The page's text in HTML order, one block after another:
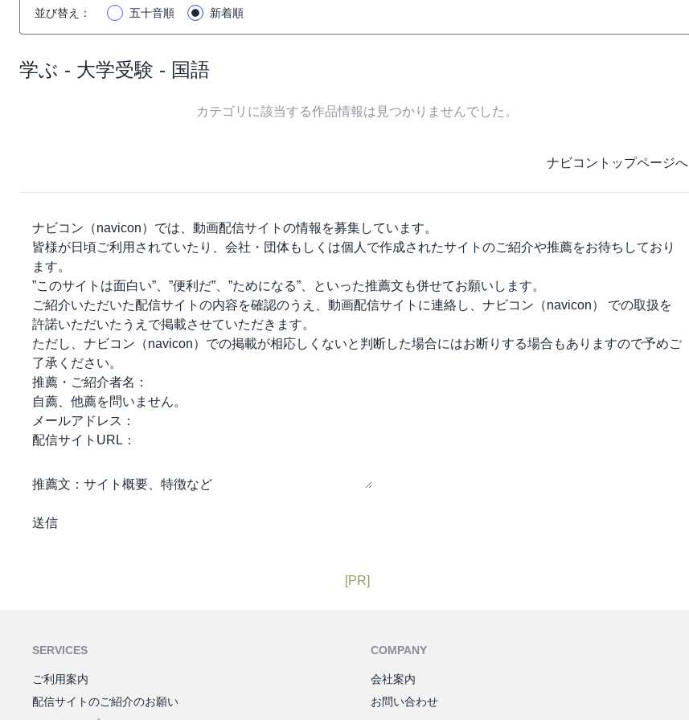
並び替え ： 五十音順 新着順
学ぶ - 大学受験 - 国語
カテゴリに該当する作品情報は見つかりませんでした。
ナビコントップページへ
ナビコン（navicon） では、動画配信サイトの情報を募集しています。
皆様が日頃ご利用されていたり、会社・団体もしくは個人で作成されたサイトのご紹介や推薦をお待ちしており
ます。
”このサイトは面白い”、”便利だ”、”ためになる”、といった推薦文も併せてお願いします。
ご紹介いただいた配信サイトの内容を確認のうえ、動画配信サイトに連絡し、 ナビコン（navicon）
での取扱を
許諾いただいたうえで掲載させていただきます。
ただし、 ナビコン（navicon） での掲載が相応しくないと判断した場合にはお断りする場合もありますので予めご
了承ください。
推薦・ご紹介者名：
自薦、他薦を問いません。
メールアドレス：
配信サイトURL：
推薦文： サイト概要、特徴など
[PR]
SERVICES
ご利用案内
配信サイトのご紹介のお願い
COMPANY
会社案内
お問い合わせ